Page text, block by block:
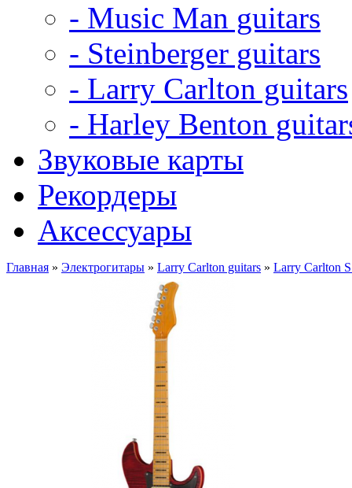
- Music Man guitars
- Steinberger guitars
- Larry Carlton guitars
- Harley Benton
Звуковые карты
Рекордеры
Аксессуары
Главная » Электрогитары » Larry Carlton guitars » Larry Carlton